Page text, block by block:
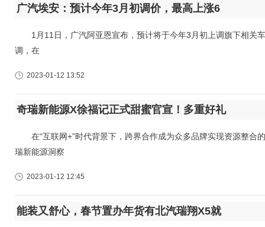
广汽埃安：预计今年3月初调价，最高上涨6
1月11日，广汽阿亚恩宣布，预计将于今年3月初上调旗下相关
调，在
2023-01-12 13:52
奇瑞新能源X徐福记正式甜蜜官宣！多重好礼
在“互联网+”时代背景下，跨界合作成为众多品牌实现资源整合
瑞新能源洞察
2023-01-12 12:45
能装又舒心，春节置办年货有北汽瑞翔X5就